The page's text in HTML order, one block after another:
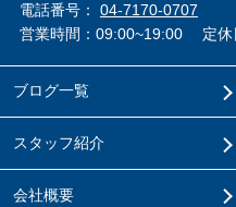
電話番号： 04-7170-0707
営業時間：09:00~19:00
定
ブログ一覧
スタッフ紹介
会社概要